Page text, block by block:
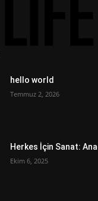
hello world
Temmuz 2, 2026
Herkes İçin Sanat:
Ekim 6, 2025